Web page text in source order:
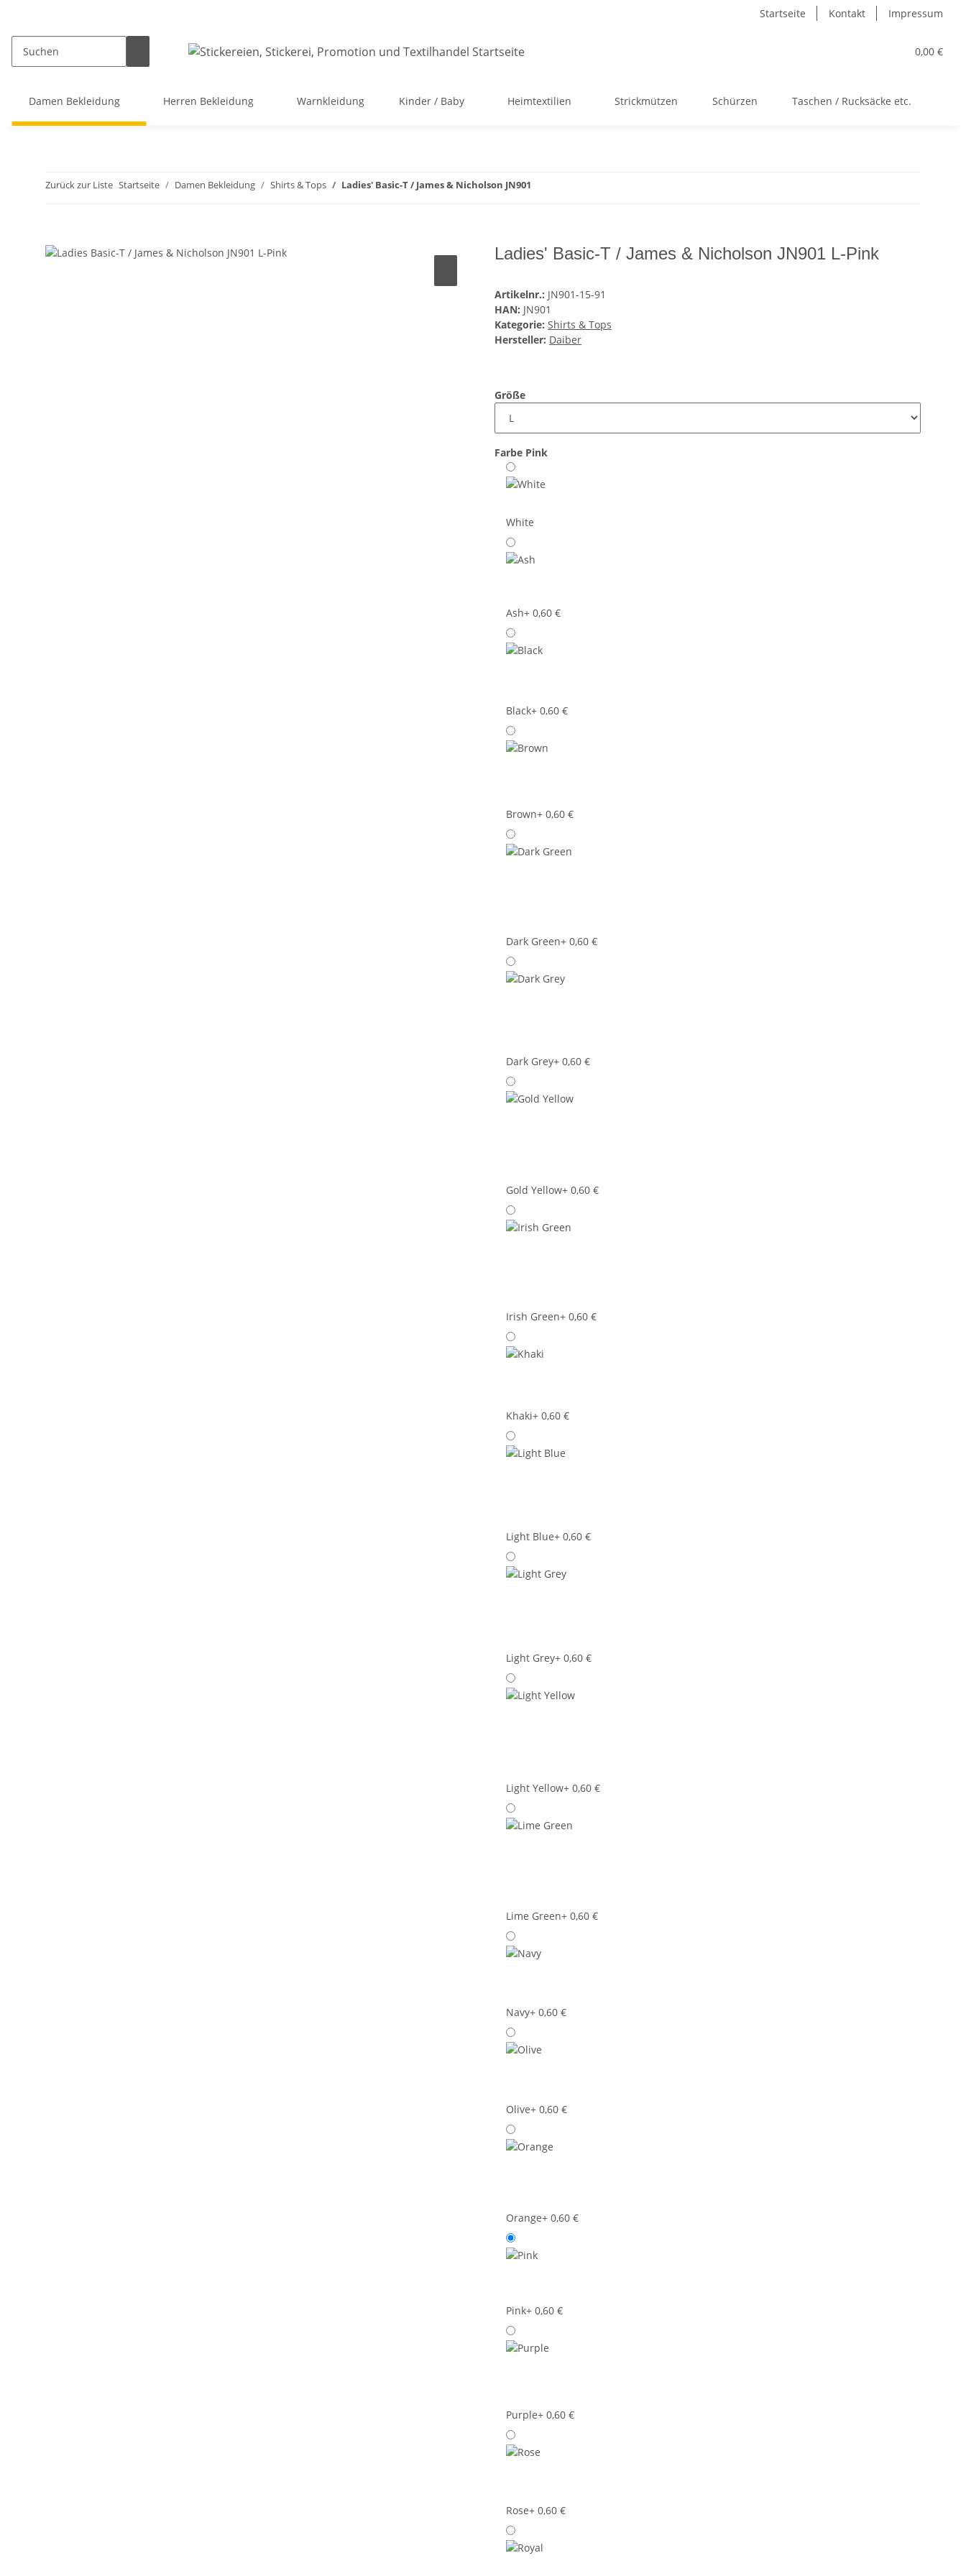
Startseite Kontakt Impressum
0,00 €
Damen Bekleidung Herren Bekleidung Warnkleidung Kinder / Baby Heimtextilien Strickmützen Schürzen Taschen / Rucksäcke etc.
Zurück zur Liste Startseite Damen Bekleidung Shirts & Tops Ladies' Basic-T / James & Nicholson JN901
Ladies' Basic-T / James & Nicholson JN901 L-Pink
Artikelnr.: JN901-15-91
HAN: JN901
Kategorie: Shirts & Tops
Hersteller: Daiber
Größe
Farbe Pink
White
Ash+ 0,60 €
Black+ 0,60 €
Brown+ 0,60 €
Dark Green+ 0,60 €
Dark Grey+ 0,60 €
Gold Yellow+ 0,60 €
Irish Green+ 0,60 €
Khaki+ 0,60 €
Light Blue+ 0,60 €
Light Grey+ 0,60 €
Light Yellow+ 0,60 €
Lime Green+ 0,60 €
Navy+ 0,60 €
Olive+ 0,60 €
Orange+ 0,60 €
Pink+ 0,60 €
Purple+ 0,60 €
Rose+ 0,60 €